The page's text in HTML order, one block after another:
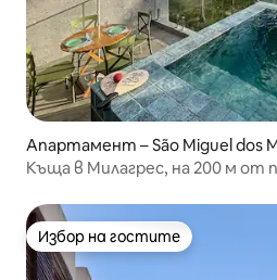
Апартамент – São Miguel dos
Къща в Милагрес, на 200 м от
Избор на гостите
Избор на гостите